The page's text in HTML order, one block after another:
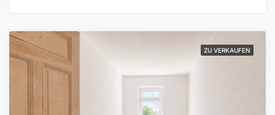
ZU VERKAUFEN